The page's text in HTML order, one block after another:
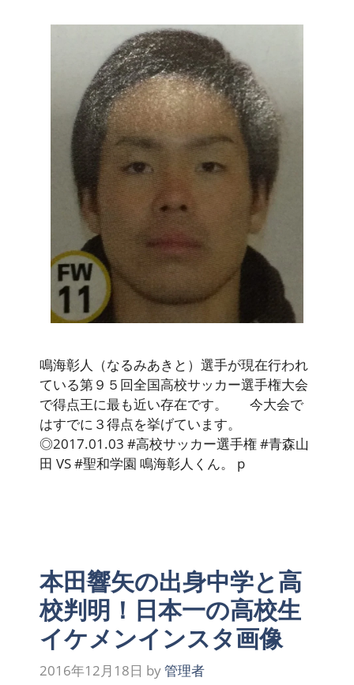
鳴海彰人（なるみあきと）選手が現在行われ
ている第９５回全国高校サッカー選手権大会
で得点王に最も近い存在です。 今大会で
はすでに３得点を挙げています。
◎2017.01.03 #高校サッカー選手権 #青森山
田 VS #聖和学園 鳴海彰人くん。 p
本田響矢の出身中学と高
校判明！日本一の高校生
イケメンインスタ画像
2016年12月18日 by管理者